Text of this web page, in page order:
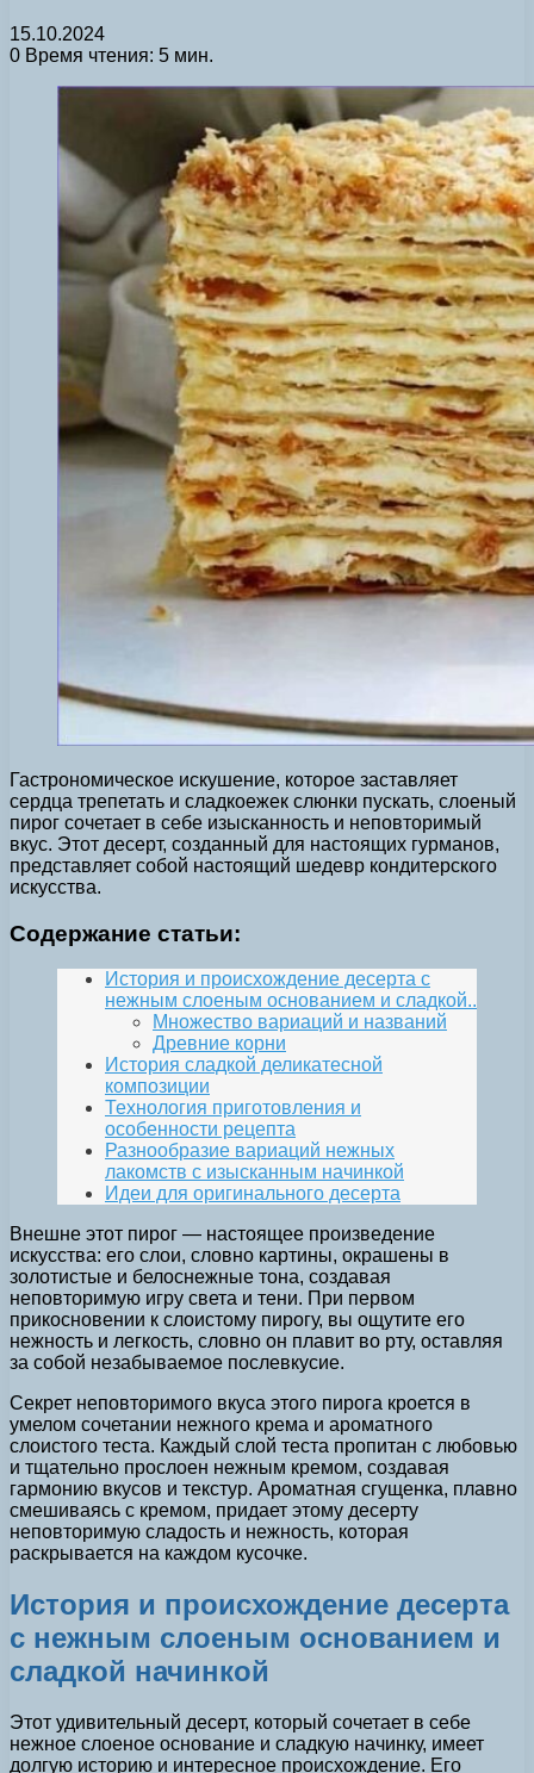
15.10.2024
0 Время чтения: 5 мин.
Гастрономическое искушение, которое заставляет
сердца трепетать и сладкоежек слюнки пускать, слоеный
пирог сочетает в себе изысканность и неповторимый
вкус. Этот десерт, созданный для настоящих гурманов,
представляет собой настоящий шедевр кондитерского
искусства.
Содержание статьи:
История и происхождение десерта с
нежным слоеным основанием и сладкой..
Множество вариаций и названий
Древние корни
История сладкой деликатесной
композиции
Технология приготовления и
особенности рецепта
Разнообразие вариаций нежных
лакомств с изысканным начинкой
Идеи для оригинального десерта
Внешне этот пирог — настоящее произведение
искусства: его слои, словно картины, окрашены в
золотистые и белоснежные тона, создавая
неповторимую игру света и тени. При первом
прикосновении к слоистому пирогу, вы ощутите его
нежность и легкость, словно он плавит во рту, оставляя
за собой незабываемое послевкусие.
Секрет неповторимого вкуса этого пирога кроется в
умелом сочетании нежного крема и ароматного
слоистого теста. Каждый слой теста пропитан с любовью
и тщательно прослоен нежным кремом, создавая
гармонию вкусов и текстур. Ароматная сгущенка, плавно
смешиваясь с кремом, придает этому десерту
неповторимую сладость и нежность, которая
раскрывается на каждом кусочке.
История и происхождение десерта
с нежным слоеным основанием и
сладкой начинкой
Этот удивительный десерт, который сочетает в себе
нежное слоеное основание и сладкую начинку, имеет
долгую историю и интересное происхождение. Его